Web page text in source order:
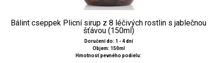
Bálint cseppek Plicní sirup z 8 léčivých rostlin s jablečnou
šťávou (150ml)
Doručení do: 1 - 4 dní
Objem: 150ml
Hmotnosť pevného podielu: